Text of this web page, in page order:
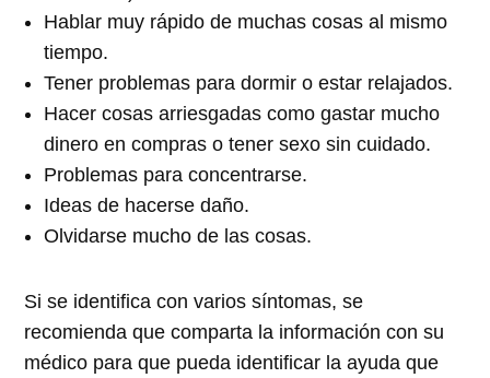
Hablar muy rápido de muchas cosas al mismo
tiempo.
Tener problemas para dormir o estar relajados.
Hacer cosas arriesgadas como gastar mucho
dinero en compras o tener sexo sin cuidado.
Problemas para concentrarse.
Ideas de hacerse daño.
Olvidarse mucho de las cosas.
Si se identifica con varios síntomas, se
recomienda que comparta la información con su
médico para que pueda identificar la ayuda que